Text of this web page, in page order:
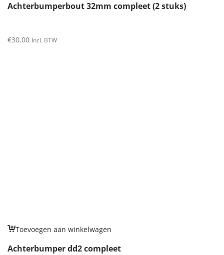
Achterbumperbout 32mm compleet (2 stuks)
€30.00 Incl. BTW
Toevoegen aan winkelwagen
Achterbumper dd2 compleet